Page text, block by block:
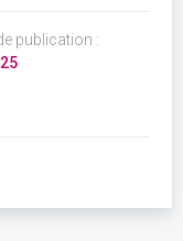
publication :